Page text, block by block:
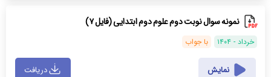
نمونه سوال نوبت دوم علوم دوم ابتدایی (فایل ۷)
خرداد - ۱۴۰۴ با جواب
نمایش دریافت